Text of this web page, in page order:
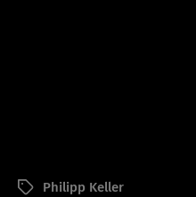
Schlagwörter
Philipp Keller